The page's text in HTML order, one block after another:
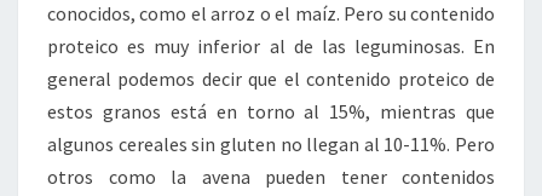
conocidos, como el arroz o el maíz. Pero su contenido
proteico es muy inferior al de las leguminosas. En
general podemos decir que el contenido proteico de
estos granos está en torno al 15%, mientras que
algunos cereales sin gluten no llegan al 10-11%. Pero
otros como la avena pueden tener contenidos